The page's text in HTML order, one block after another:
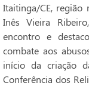
Itaitinga/CE, região
Inês Vieira
encontro e
combate aos
início da criação
Conferência dos